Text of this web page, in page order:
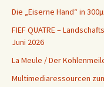
Die „Eiserne Hand“ in
FIEF QUATRE –
Juni 2026
La Meule / Der
Multimediaressourcen